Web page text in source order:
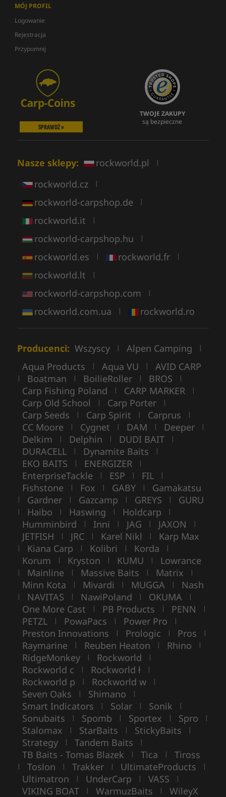
MÓJ PROFIL
Logowanie
Rejestracja
Przypomnij
SPRAWDŹ »
TWOJE ZAKUPY
są bezpieczne
Nasze sklepy: rockworld.pl |
rockworld.cz |
rockworld-carpshop.de |
rockworld.it |
rockworld-carpshop.hu |
rockworld.es | rockworld.fr |
rockworld.lt |
rockworld-carpshop.com |
rockworld.com.ua | rockworld.ro
Producenci: Wszyscy | Alpen Camping |
Aqua Products | Aqua VU | AVID CARP
| Boatman | BoilieRoller | BROS |
Carp Fishing Poland | CARP MARKER |
Carp Old School | Carp Porter |
Carp Seeds | Carp Spirit | Carprus |
CC Moore | Cygnet | DAM | Deeper |
Delkim | Delphin | DUDI BAIT |
DURACELL | Dynamite Baits |
EKO BAITS | ENERGIZER |
EnterpriseTackle | ESP | FIL |
Fishstone | Fox | GABY | Gamakatsu
| Gardner | Gazcamp | GREYS | GURU
| Haibo | Haswing | Holdcarp |
Humminbird | Inni | JAG | JAXON |
JETFISH | JRC | Karel Nikl | Karp Max
| Kiana Carp | Kolibri | Korda |
Korum | Kryston | KUMU | Lowrance
| Mainline | Massive Baits | Matrix |
Minn Kota | Mivardi | MUGGA | Nash
| NAVITAS | NawiPoland | OKUMA |
One More Cast | PB Products | PENN |
PETZL | PowaPacs | Power Pro |
Preston Innovations | Prologic | Pros |
Raymarine | Reuben Heaton | Rhino |
RidgeMonkey | Rockworld |
Rockworld c | Rockworld ł |
Rockworld p | Rockworld w |
Seven Oaks | Shimano |
Smart Indicators | Solar | Sonik |
Sonubaits | Spomb | Sportex | Spro |
Stalomax | StarBaits | StickyBaits |
Strategy | Tandem Baits |
TB Baits - Tomas Blazek | Tica | Tiross
| Toslon | Trakker | UltimateProducts |
Ultimatron | UnderCarp | VASS |
VIKING BOAT | WarmuzBaits | WileyX